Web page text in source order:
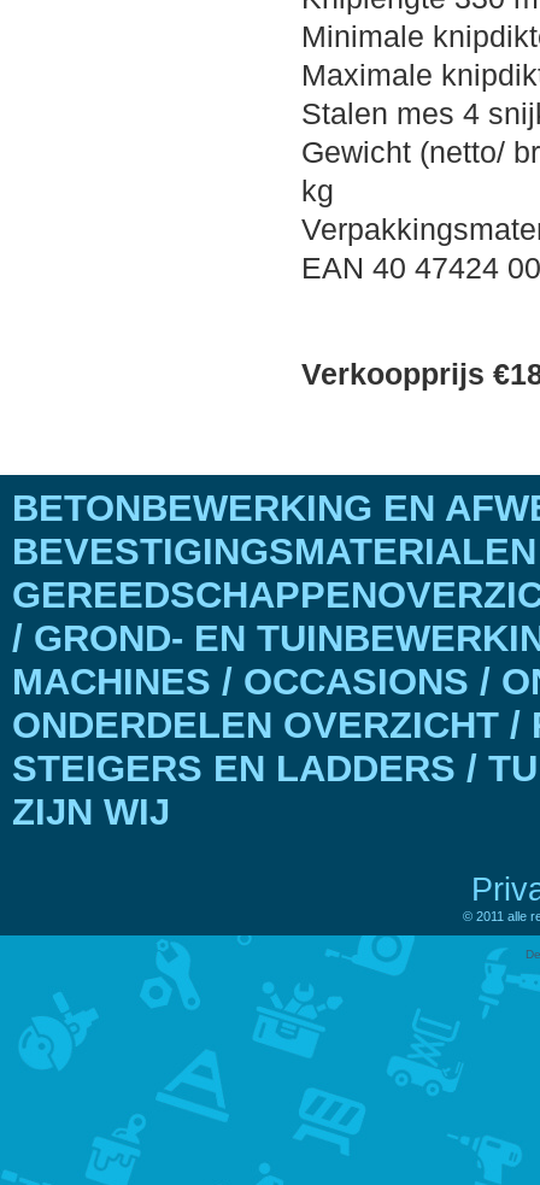
Minimale
Maximale
Stalen mes 4
Gewicht (netto/
kg
EAN 40 47424
Verkoopprijs
BETONBEWERKING EN
/ GROND- EN
MACHINES / OCCASIONS /
ONDERDELEN OVERZICHT
STEIGERS EN LADDERS /
ZIJN WIJ
© 2011 alle